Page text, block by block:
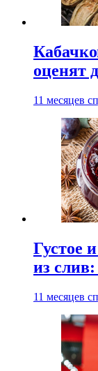
оценят
11 месяцев
Густое
из
11 месяцев